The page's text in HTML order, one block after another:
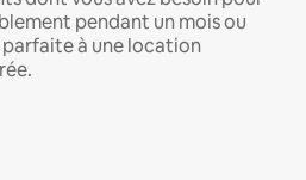
pendant un mois ou
à une location